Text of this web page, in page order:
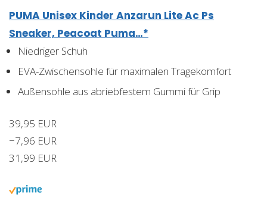
PUMA Unisex Kinder Anzarun Lite Ac Ps
Sneaker, Peacoat Puma…*
Niedriger Schuh
EVA-Zwischensohle für maximalen Tragekomfort
Außensohle aus abriebfestem Gummi für Grip
39,95 EUR
−7,96 EUR
31,99 EUR